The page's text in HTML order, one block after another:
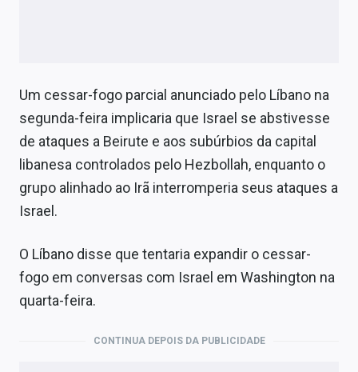
Um cessar-fogo parcial anunciado pelo Líbano na
segunda-feira implicaria que Israel se abstivesse
de ataques a Beirute e aos subúrbios da capital
libanesa controlados pelo Hezbollah, enquanto o
grupo alinhado ao Irã interromperia seus ataques a
Israel.
O Líbano disse que tentaria expandir o cessar-
fogo em conversas com Israel em Washington na
quarta-feira.
CONTINUA DEPOIS DA PUBLICIDADE